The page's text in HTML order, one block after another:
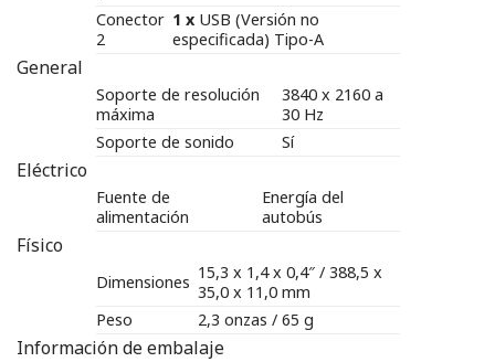
Conector
2
1 x USB (Versión no
especificada) Tipo-A
General
Soporte de resolución
máxima
3840 x 2160 a
30 Hz
Soporte de sonido
Sí
Eléctrico
Fuente de
alimentación
Energía del
autobús
Físico
Dimensiones 15,3 x 1,4 x 0,4″ / 388,5 x
35,0 x 11,0 mm
Peso
2,3 onzas / 65 g
Información de embalaje